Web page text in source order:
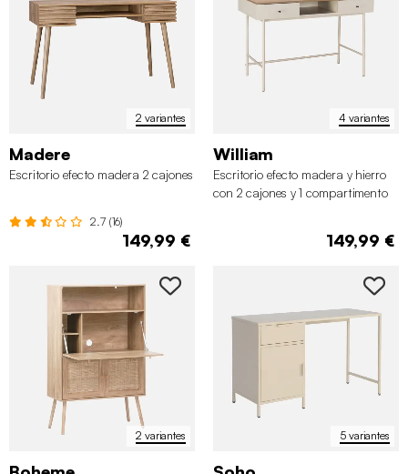
2 variantes
Madere
Escritorio efecto madera 2 cajones
2.7 (16)
149,99 €
4 variantes
William
Escritorio efecto madera y hierro
con 2 cajones y 1 compartimento
149,99 €
2 variantes 5 variantes